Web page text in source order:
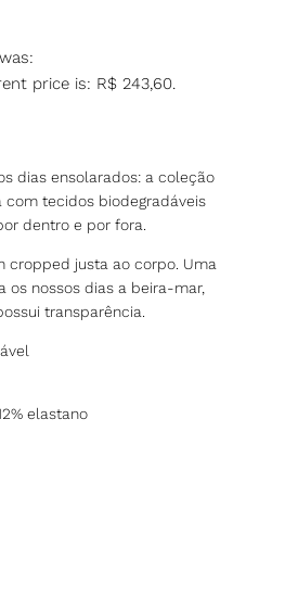
price is: R$ 243,60.
dias ensolarados: a coleção
com tecidos biodegradáveis
dentro e por fora.
cropped justa ao corpo. Uma
os nossos dias a beira-mar,
transparência.
elastano